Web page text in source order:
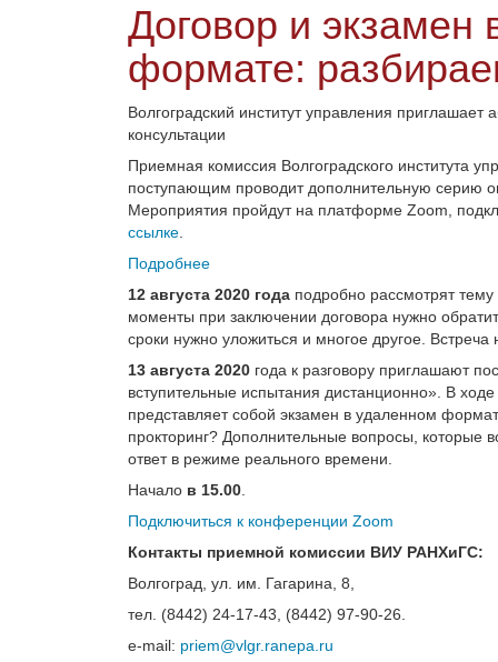
Договор и экзамен
формате:
Волгоградский институт управления приглашает
консультации
Приемная комиссия Волгоградского института
поступающим проводит дополнительную серию
Мероприятия пройдут на платформе Zoom,
ссылке
Подробнее
12 августа 2020 года подробно рассмотрят
моменты при заключении договора нужно
сроки нужно уложиться и многое другое. Встреча
13 августа 2020 года к разговору приглашают
вступительные испытания дистанционно». В
представляет собой экзамен в удаленном
прокторинг? Дополнительные вопросы, которые
ответ в режиме реального времени.
Начало в 15.00
Подключиться к конференции Zoom
Контакты приемной комиссии ВИУ РАНХиГС:
Волгоград, ул. им. Гагарина, 8,
тел. (8442) 24-17-43, (8442) 97-90-26.
e-mail: priem@vlgr.ranepa.ru